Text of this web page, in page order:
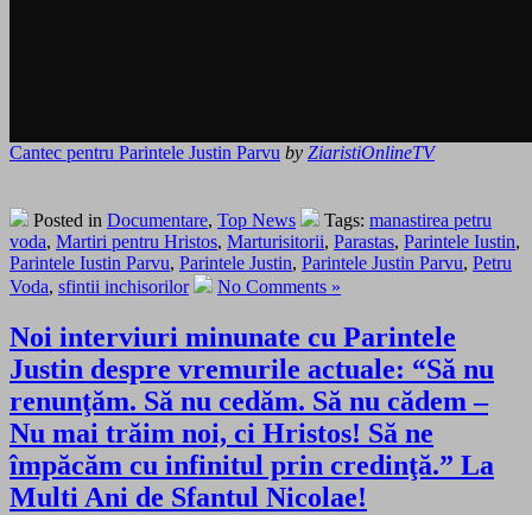
Cantec pentru Parintele Justin Parvu by ZiaristiOnlineTV
Posted in Documentare, Top News Tags: manastirea petru
voda, Martiri pentru Hristos, Marturisitorii, Parastas, Parintele Iustin,
Parintele Iustin Parvu, Parintele Justin, Parintele Justin Parvu, Petru
Voda, sfintii inchisorilor No Comments »
Noi interviuri minunate cu Parintele
Justin despre vremurile actuale: “Să nu
renunţăm. Să nu cedăm. Să nu cădem –
Nu mai trăim noi, ci Hristos! Să ne
împăcăm cu infinitul prin credinţă.” La
Multi Ani de Sfantul Nicolae!